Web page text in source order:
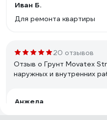
Иван Б.
Для ремонта квартиры
20 отзывов
Отзыв о Грунт Movatex
наружных и внутренних
Анжела
Отлично создает